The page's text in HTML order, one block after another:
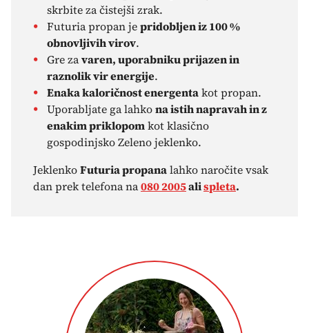
skrbite za čistejši zrak.
Futuria propan jepridobljen iz 100 %
obnovljivih virov.
Gre zavaren, uporabniku prijazen in
raznolik vir energije.
Enaka kaloričnost energentakot propan.
Uporabljate ga lahkona istih napravah in z
enakim priklopomkot klasično
gospodinjsko Zeleno jeklenko.
JeklenkoFuturia propanalahko naročite vsak
dan prek telefona na080 2005alispleta.